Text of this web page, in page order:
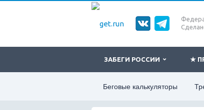
ЗАБЕГИ РОССИИ ★
Беговые калькуляторы